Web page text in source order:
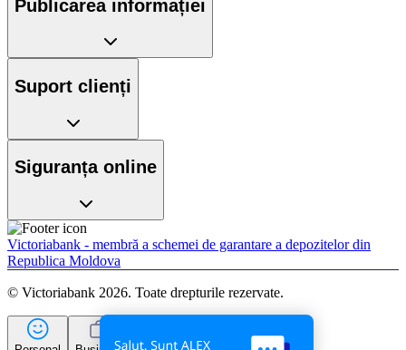
Publicarea informației
Suport clienți
Siguranța online
Victoriabank - membră a schemei de garantare a depozitelor din
Republica Moldova
© Victoriabank 2026. Toate drepturile rezervate.